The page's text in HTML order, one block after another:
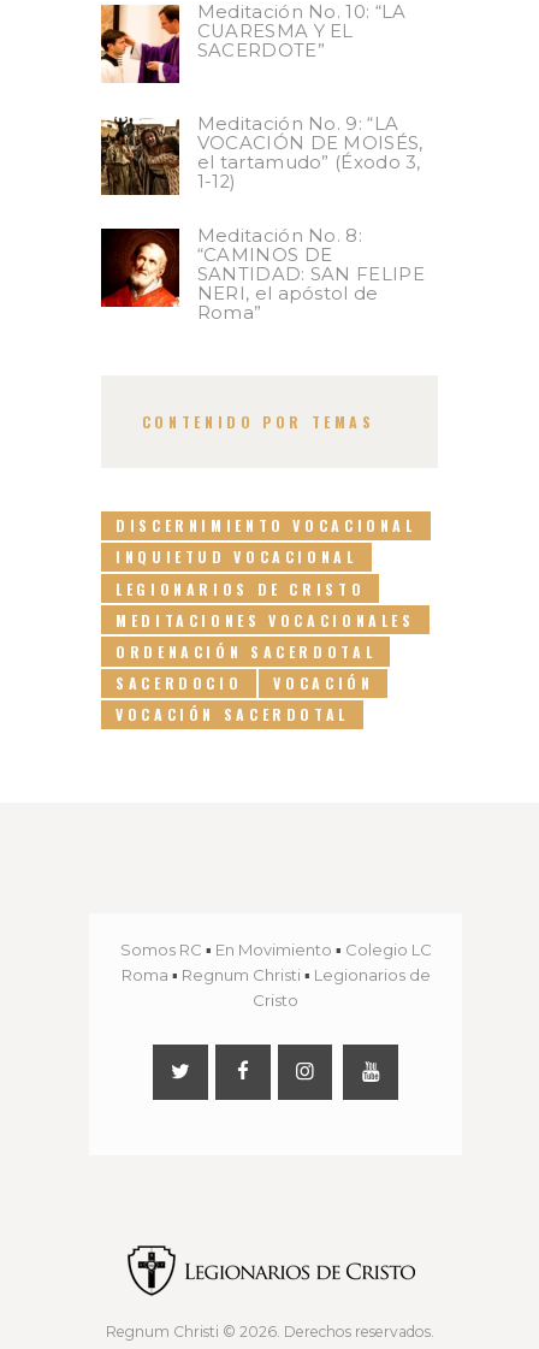
Meditación No. 10: “LA
CUARESMA Y EL
SACERDOTE”
Meditación No. 9: “LA
VOCACIÓN DE MOISÉS,
el tartamudo” (Éxodo 3,
1-12)
Meditación No. 8:
“CAMINOS DE
SANTIDAD: SAN FELIPE
NERI, el apóstol de
Roma”
CONTENIDO POR TEMAS
DISCERNIMIENTO VOCACIONAL
INQUIETUD VOCACIONAL
LEGIONARIOS DE CRISTO
MEDITACIONES VOCACIONALES
ORDENACIÓN SACERDOTAL
SACERDOCIO
VOCACIÓN
VOCACIÓN SACERDOTAL
Somos RC ▪ En Movimiento ▪ Colegio LC
Roma ▪ Regnum Christi▪ Legionarios de
Cristo
Regnum Christi © 2026. Derechos reservados.